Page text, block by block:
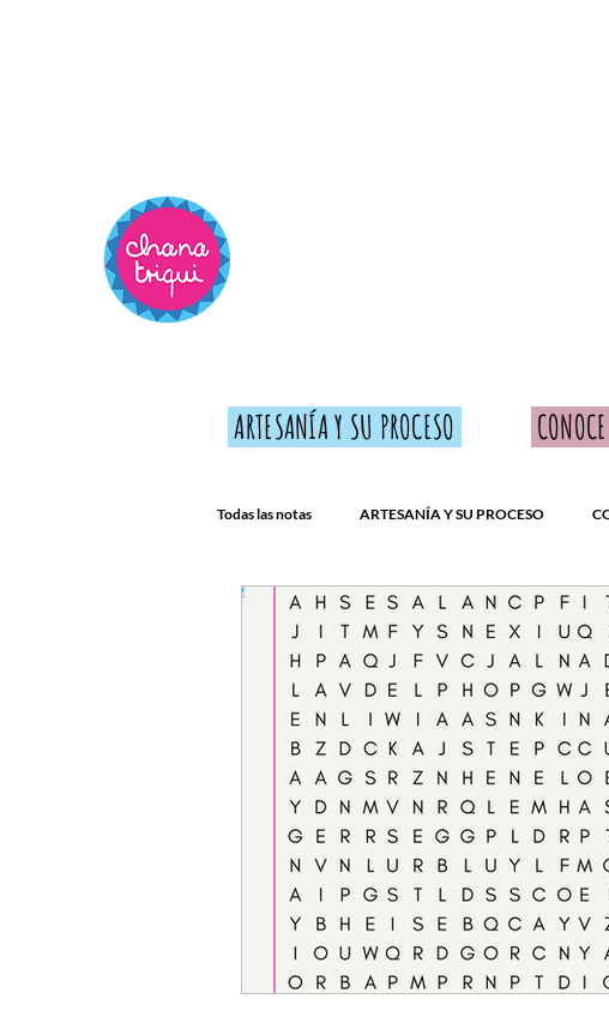
ARTESANÍA Y SU PROCESO
Todas las notas ARTESANÍA Y SU PROCESO